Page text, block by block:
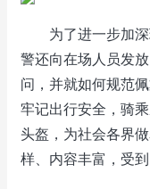
为了进一步加深
警还向在场人员发
问，并就如何规范
牢记出行安全，骑
头盔，为社会各界
样、内容丰富，受